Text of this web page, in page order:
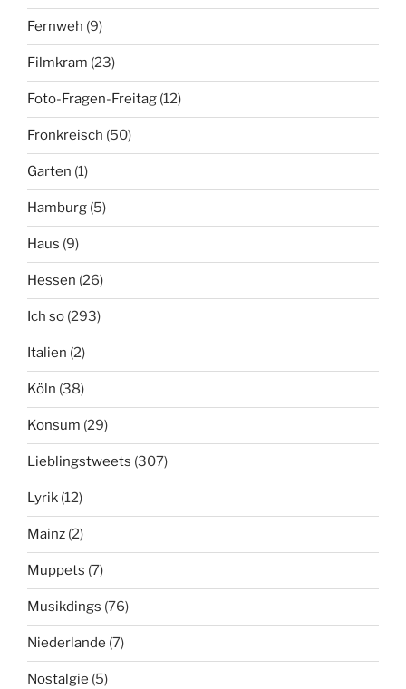
Fernweh (9)
Filmkram (23)
Foto-Fragen-Freitag (12)
Fronkreisch (50)
Garten (1)
Hamburg (5)
Haus (9)
Hessen (26)
Ich so (293)
Italien (2)
Köln (38)
Konsum (29)
Lieblingstweets (307)
Lyrik (12)
Mainz (2)
Muppets (7)
Musikdings (76)
Niederlande (7)
Nostalgie (5)